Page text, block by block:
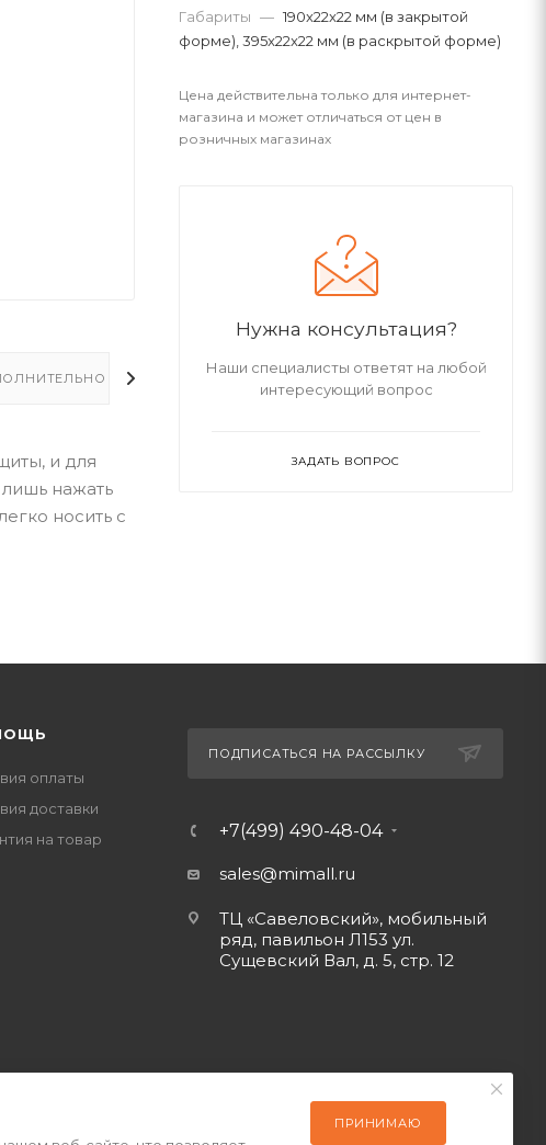
и для
нажать
носить с
Габариты — 190x22x22 мм (в закрытой
форме), 395x22x22 мм (в раскрытой форме)
Цена действительна только для интернет-
магазина и может отличаться от цен в
розничных магазинах
Нужна консультация?
Наши специалисты ответят на любой
интересующий вопрос
ЗАДАТЬ ВОПРОС
оплаты
доставки
на товар
ПОДПИСАТЬСЯ НА РАССЫЛКУ
+7(499) 490-48-04
sales@mimall.ru
ТЦ «Савеловский», мобильный
ряд, павильон Л153 ул.
Сущевский Вал, д. 5, стр. 12
ПРИНИМАЮ